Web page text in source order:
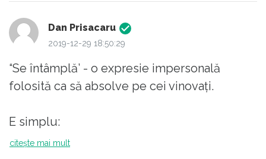
Dan Prisacaru
2019-12-29 18:50:29
“Se întâmplă’ - o expresie impersonală
folosită ca să absolve pe cei vinovați.
E simplu:
citește mai mult